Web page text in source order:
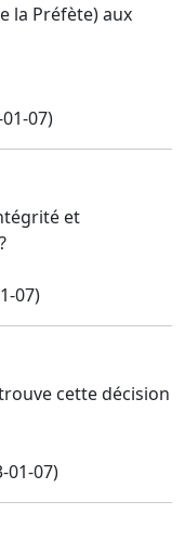
la Préfète) aux
07)
et
07)
cette décision
01-07)